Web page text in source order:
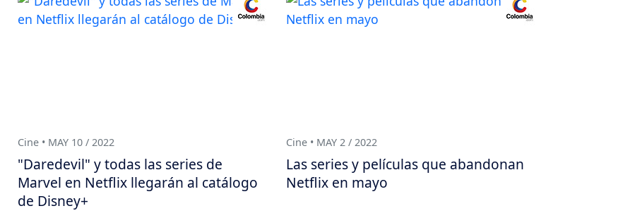
Cine • MAY 10 / 2022
"Daredevil" y todas las series de
Marvel en Netflix llegarán al catálogo
de Disney+
Cine • MAY 2 / 2022
Las series y películas que abandonan
Netflix en mayo